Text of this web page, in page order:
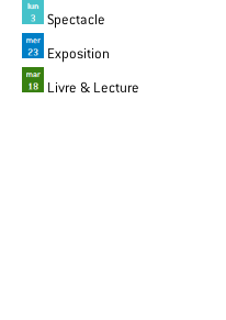
Spectacle
Exposition
Livre & Lecture